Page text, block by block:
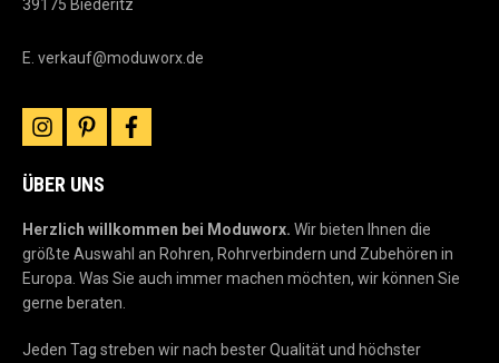
39175 Biederitz
E. verkauf@moduworx.de
instagram
pinterestfacebook
ÜBER UNS
Herzlich willkommen bei Moduworx. Wir bieten Ihnen die
größte Auswahl an Rohren, Rohrverbindern und Zubehören in
Europa. Was Sie auch immer machen möchten, wir können Sie
gerne beraten.
Jeden Tag streben wir nach bester Qualität und höchster